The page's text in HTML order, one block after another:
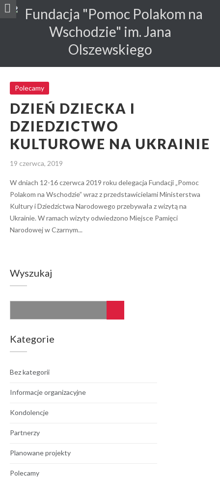
Dzień dziecka i dziedzictwo kulturowe na Ukrainie
Polecamy
DZIEŃ DZIECKA I
DZIEDZICTWO
KULTUROWE NA UKRAINIE
19 czerwca, 2019
W dniach 12-16 czerwca 2019 roku delegacja Fundacji „Pomoc
Polakom na Wschodzie” wraz z przedstawicielami Ministerstwa
Kultury i Dziedzictwa Narodowego przebywała z wizytą na
Ukrainie. W ramach wizyty odwiedzono Miejsce Pamięci
Narodowej w Czarnym...
Wyszukaj
Kategorie
Bez kategorii
Informacje organizacyjne
Kondolencje
Partnerzy
Planowane projekty
Polecamy